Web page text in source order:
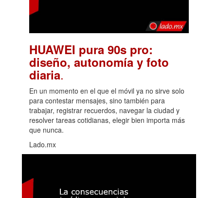
HUAWEI pura 90s pro:
diseño, autonomía y foto
diaria.
En un momento en el que el móvil ya no sirve solo
para contestar mensajes, sino también para
trabajar, registrar recuerdos, navegar la ciudad y
resolver tareas cotidianas, elegir bien importa más
que nunca.
Lado.mx